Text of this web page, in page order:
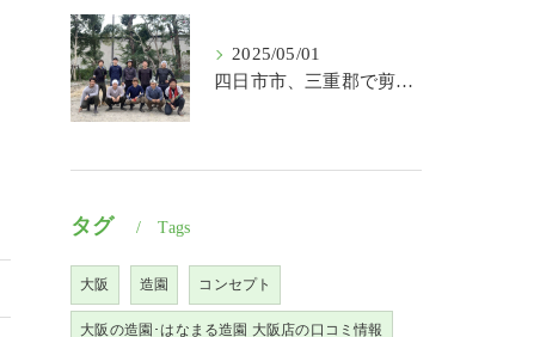
2025/05/01
四日市市、三重郡で剪定、伐採、草刈りの作業を頼むなら はなまる造園
タグ Tags
大阪 造園 コンセプト
大阪の造園･はなまる造園 大阪店の口コミ情報